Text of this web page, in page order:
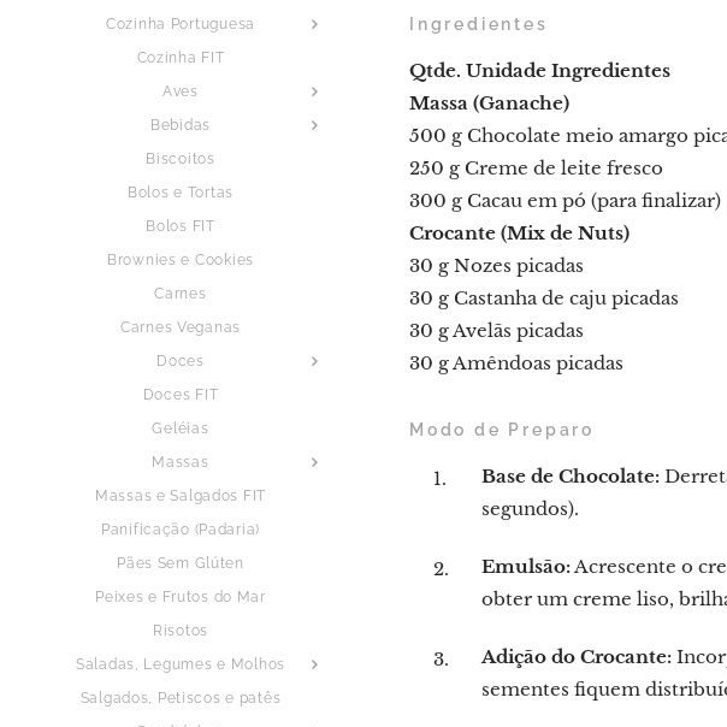
Cozinha Portuguesa
Cozinha FIT
Aves
Bebidas
Biscoitos
Bolos e Tortas
Bolos FIT
Brownies e Cookies
Carnes
Carnes Veganas
Doces
Doces FIT
Geléias
Massas
Massas e Salgados FIT
Panificação (Padaria)
Pães Sem Glúten
Peixes e Frutos do Mar
Risotos
Saladas, Legumes e Molhos
Salgados, Petiscos e patês
Ingredientes
Qtde. Unidade Ingredientes
Massa (Ganache)
500 g Chocolate meio amargo
250 g Creme de leite fresco
300 g Cacau em pó (para finalizar)
Crocante (Mix de Nuts)
30 g Nozes picadas
30 g Castanha de caju picadas
30 g Avelãs picadas
30 g Amêndoas picadas
Modo de Preparo
Base de Chocolate:
segundos).
Emulsão:Acrescente o
obter um creme liso,
Adição do Crocante:
sementes fiquem